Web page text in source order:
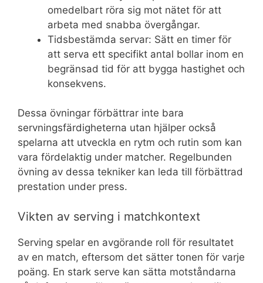
omedelbart röra sig mot nätet för att
arbeta med snabba övergångar.
Tidsbestämda servar: Sätt en timer för
att serva ett specifikt antal bollar inom en
begränsad tid för att bygga hastighet och
konsekvens.
Dessa övningar förbättrar inte bara
servningsfärdigheterna utan hjälper också
spelarna att utveckla en rytm och rutin som kan
vara fördelaktig under matcher. Regelbunden
övning av dessa tekniker kan leda till förbättrad
prestation under press.
Vikten av serving i matchkontext
Serving spelar en avgörande roll för resultatet
av en match, eftersom det sätter tonen för varje
poäng. En stark serve kan sätta motståndarna